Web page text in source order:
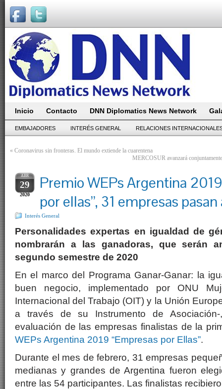
Inicio Contacto DNN Diplomatics News Network
EMBAJADORES INTERÉS GENERAL RELACIONES
« Coronavirus sin fronteras. El mundo extiende la cuarentena
MERCOSUR avanzará
ABR
29
2020
Premio WEPs Argentina
por ellas”, 31 empresas
Interés General
Personalidades expertas en igualdad de
nombrarán a las ganadoras, que serán
segundo semestre de 2020
En el marco del Programa Ganar-Ganar: la
buen negocio, implementado por ONU
Internacional del Trabajo (OIT) y la Unión
a través de su Instrumento de
evaluación de las empresas finalistas de la
WEPs Argentina 2019 “Empresas por Ellas”.
Durante el mes de febrero, 31 empresas
medianas y grandes de Argentina fueron
entre las 54 participantes. Las finalistas